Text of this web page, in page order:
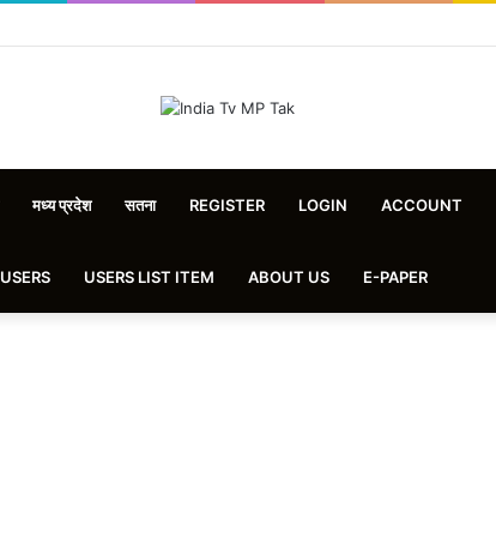
मध्य प्रदेश सतना REGISTER LOGIN ACCOUNT
USERS USERS LIST ITEM ABOUT US E-PAPER